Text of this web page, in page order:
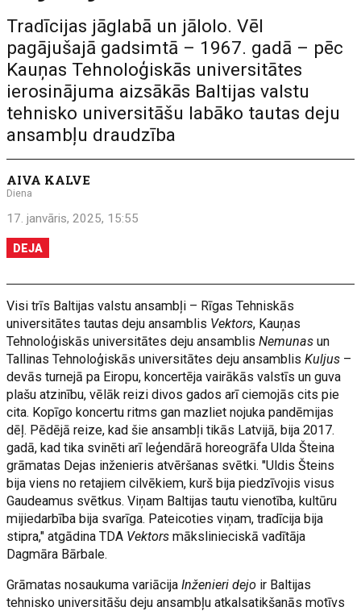
Tradīcijas jāglabā un jālolo. Vēl
pagājušajā gadsimtā – 1967. gadā – pēc
Kauņas Tehnoloģiskās universitātes
ierosinājuma aizsākās Baltijas valstu
tehnisko universitāšu labāko tautas deju
ansambļu draudzība
AIVA KALVE
Diena
17. janvāris, 2025, 15:55
DEJA
Visi trīs Baltijas valstu ansambļi – Rīgas Tehniskās
universitātes tautas deju ansamblis Vektors, Kauņas
Tehnoloģiskās universitātes deju ansamblisNemunas un
Tallinas Tehnoloģiskās universitātes deju ansamblisKuljus –
devās turnejā pa Eiropu, koncertēja vairākās valstīs un guva
plašu atzinību, vēlāk reizi divos gados arī ciemojās cits pie
cita. Kopīgo koncertu ritms gan mazliet nojuka pandēmijas
dēļ. Pēdējā reize, kad šie ansambļi tikās Latvijā, bija 2017.
gadā, kad tika svinēti arī leģendārā horeogrāfa Ulda Šteina
grāmatas Dejas inženieris atvēršanas svētki. "Uldis Šteins
bija viens no retajiem cilvēkiem, kurš bija piedzīvojis visus
Gaudeamus svētkus. Viņam Baltijas tautu vienotība, kultūru
mijiedarbība bija svarīga. Pateicoties viņam, tradīcija bija
stipra," atgādina TDA Vektors mākslinieciskā vadītāja
Dagmāra Bārbale.
Grāmatas nosaukuma variācijaInženieri dejo ir Baltijas
tehnisko universitāšu deju ansambļu atkalsatikšanās motīvs